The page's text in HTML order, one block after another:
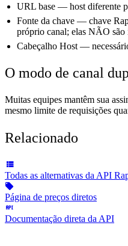
URL base — host diferente
Fonte da chave — chave
próprio canal; elas NÃO são
Cabeçalho Host —
O modo de canal
Muitas equipes mantêm sua
mesmo limite de requisições
Relacionado
Todas as alternativas da API
Página de preços diretos
Documentação direta da API